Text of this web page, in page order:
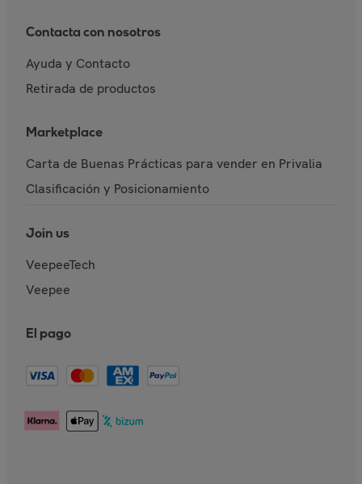
Contacta con nosotros
Ayuda y Contacto
Retirada de productos
Marketplace
Carta de Buenas Prácticas para vender en Privalia
Clasificación y Posicionamiento
Join us
VeepeeTech
Veepee
El pago